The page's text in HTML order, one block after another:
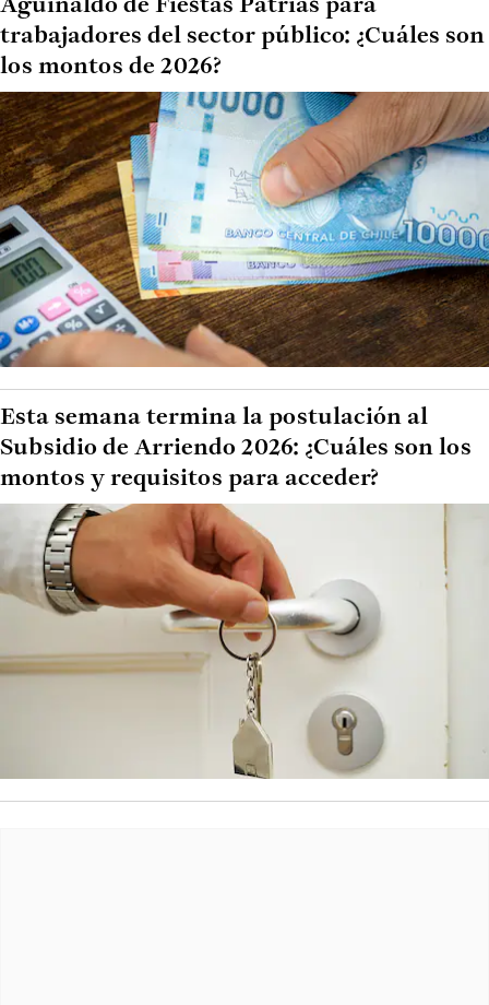
Aguinaldo de Fiestas Patrias para
trabajadores del sector público: ¿Cuáles son
los montos de 2026?
Esta semana termina la postulación al
Subsidio de Arriendo 2026: ¿Cuáles son los
montos y requisitos para acceder?